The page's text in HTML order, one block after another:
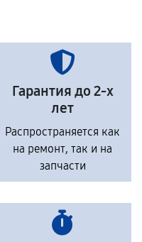
Гарантия до 2-х
лет
Распространяется как
на ремонт, так и на
запчасти